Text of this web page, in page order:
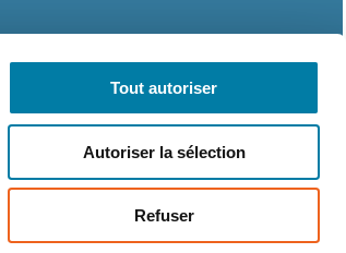
Tout autoriser
Autoriser la sélection
Refuser